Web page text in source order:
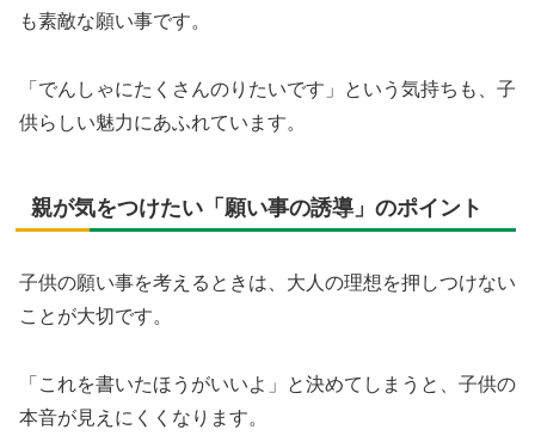
も素敵な願い事です。
「でんしゃにたくさんのりたいです」という気持ちも、子
供らしい魅力にあふれています。
親が気をつけたい「願い事の誘導」のポイント
子供の願い事を考えるときは、大人の理想を押しつけない
ことが大切です。
「これを書いたほうがいいよ」と決めてしまうと、子供の
本音が見えにくくなります。